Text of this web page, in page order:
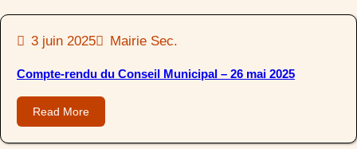
3 juin 2025 Mairie Sec.
Compte-rendu du Conseil Municipal – 26 mai 2025
Read More